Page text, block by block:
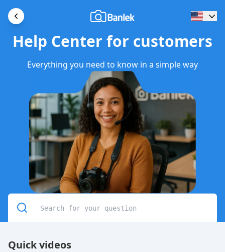
Help Center for customers
Everything you need to know in a simple way
Quick videos